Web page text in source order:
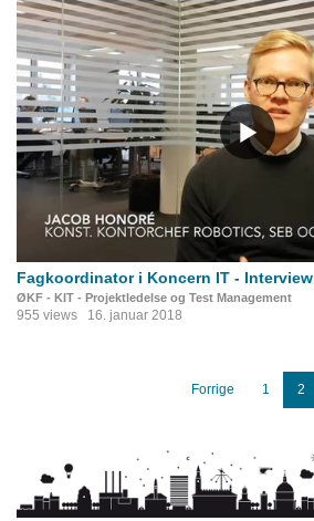
Fagkoordinator i Koncern IT - Interview
ØKF - KIT - Projektledelse og Test Management
955 views 16. januar 2018
Forrige 1 2